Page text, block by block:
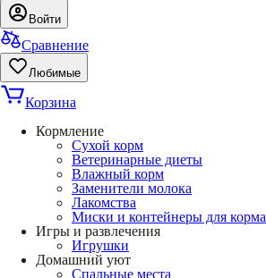
Войти
Сравнение
Любимые
Корзина
Кормление
Сухой корм
Ветеринарные диеты
Влажный корм
Заменители молока
Лакомства
Миски и контейнеры для корма
Игры и развлечения
Игрушки
Домашний уют
Спальные места